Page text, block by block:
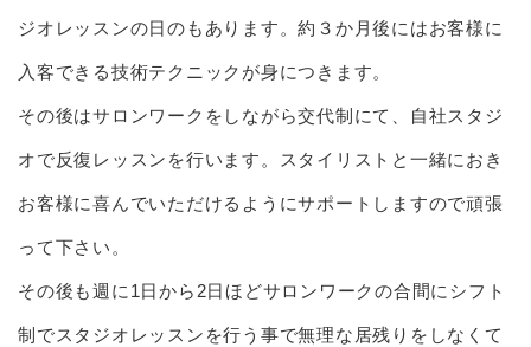
ジオレッスンの日のもあります。約３か月後にはお客様に
入客できる技術テクニックが身につきます。
その後はサロンワークをしながら交代制にて、自社スタジ
オで反復レッスンを行います。スタイリストと一緒におき
お客様に喜んでいただけるようにサポートしますので頑張
って下さい。
その後も週に1日から2日ほどサロンワークの合間にシフト
制でスタジオレッスンを行う事で無理な居残りをしなくて